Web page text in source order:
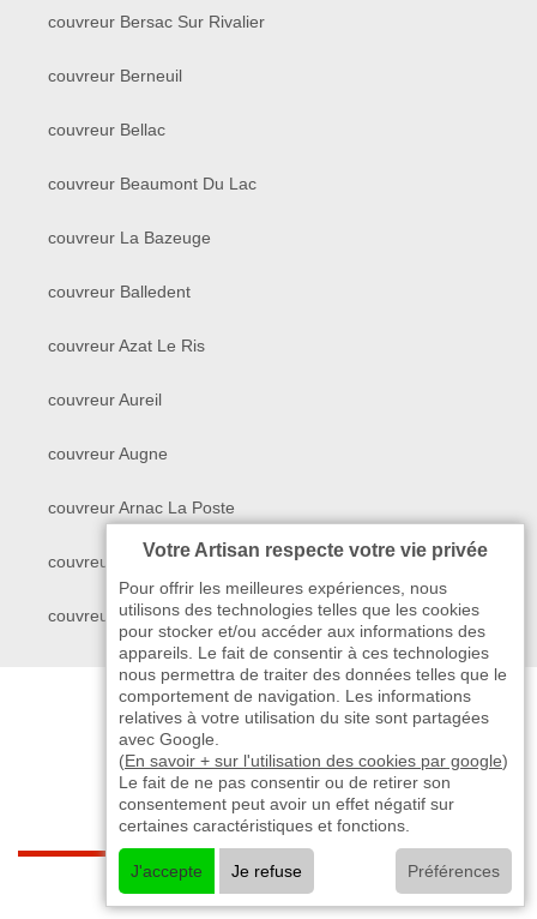
couvreur Bersac Sur Rivalier
couvreur Berneuil
couvreur Bellac
couvreur Beaumont Du Lac
couvreur La Bazeuge
couvreur Balledent
couvreur Azat Le Ris
couvreur Aureil
couvreur Augne
couvreur Arnac La Poste
couvreur Ambazac
couvreur Aixe Sur Vienne
indisponible
Votre Artisan respecte votre vie privée
Pour offrir les meilleures expériences, nous
utilisons des technologies telles que les cookies
pour stocker et/ou accéder aux informations des
appareils. Le fait de consentir à ces technologies
nous permettra de traiter des données telles que le
comportement de navigation. Les informations
relatives à votre utilisation du site sont partagées
avec Google.
(En savoir + sur l'utilisation des cookies par google)
Le fait de ne pas consentir ou de retirer son
consentement peut avoir un effet négatif sur
certaines caractéristiques et fonctions.
J'accepte Je refuse Préférences